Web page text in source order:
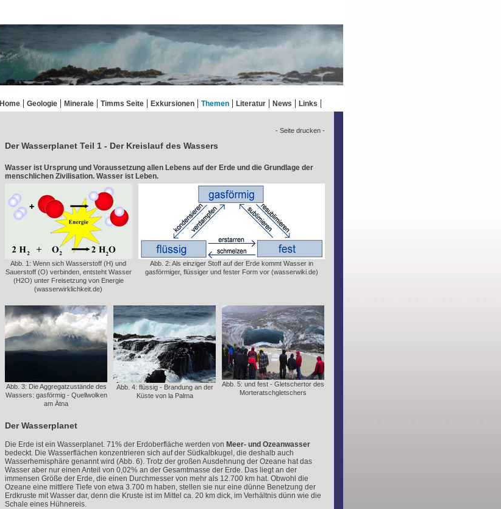
Home Geologie Minerale Timms Seite Exkursionen Themen Literatur News Links
- Seite drucken -
Der Wasserplanet Teil 1 - Der Kreislauf des Wassers
Wasser ist Ursprung und Voraussetzung allen Lebens auf der Erde und die Grundlage der
menschlichen Zivilisation. Wasser ist Leben.
Abb. 1: Wenn sich Wasserstoff (H) und
Sauerstoff (O) verbinden, entsteht Wasser
(H2O) unter Freisetzung von Energie
(wasserwirklichkeit.de)
Abb. 2: Als einziger Stoff auf der Erde kommt Wasser in
gasförmiger, flüssiger und fester Form vor (wasserwiki.de)
Abb. 3: Die Aggregatzustände des
Wassers: gasförmig - Quellwolken
am Ätna
Abb. 4: flüssig - Brandung an der
Küste von la Palma
Abb. 5: und fest - Gletschertor des
Morteratschgletschers
Der Wasserplanet
Die Erde ist ein Wasserplanet. 71% der Erdoberfläche werden von Meer- und Ozeanwasser
bedeckt. Die Wasserflächen konzentrieren sich auf der Südkalbkugel, die deshalb auch
Wasserhemisphäre genannt wird (Abb. 6). Trotz der großen Ausdehnung der Ozeane hat das
Wasser aber nur einen Anteil von 0,02% an der Gesamtmasse der Erde. Das liegt an der
immensen Größe der Erde, die einen Durchmesser von mehr als 12.700 km hat. Obwohl die
Ozeane eine mittlere Tiefe von etwa 3.700 m haben, stellen sie nur eine dünne Benetzung der
Erdkruste mit Wasser dar, denn die Kruste ist im Mittel ca. 20 km dick, im Verhältnis dünn wie die
Schale eines Hühnereis.